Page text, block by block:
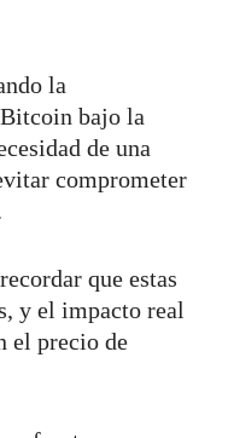
la
bajo la
de una
comprometer
que estas
y el impacto real
el precio de